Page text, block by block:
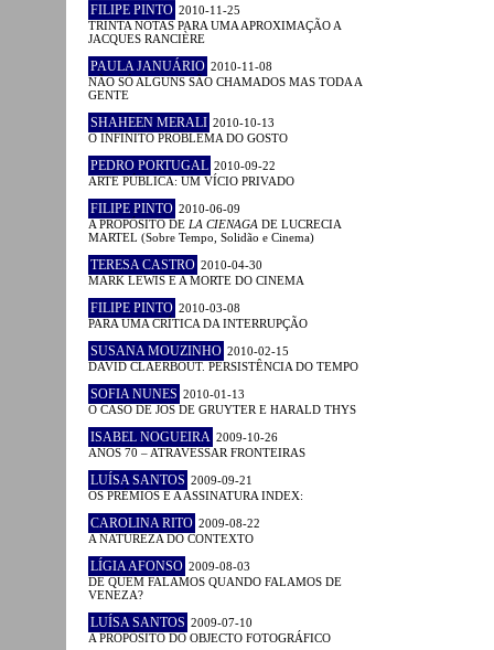
FILIPE PINTO 2010-11-25
TRINTA NOTAS PARA UMA APROXIMAÇÃO A
JACQUES RANCIÈRE
PAULA JANUÁRIO 2010-11-08
NÃO SÓ ALGUNS SÃO CHAMADOS MAS TODA A
GENTE
SHAHEEN MERALI 2010-10-13
O INFINITO PROBLEMA DO GOSTO
PEDRO PORTUGAL 2010-09-22
ARTE PÚBLICA: UM VÍCIO PRIVADO
FILIPE PINTO 2010-06-09
A PROPÓSITO DE LA CIENAGA DE LUCRECIA
MARTEL (Sobre Tempo, Solidão e Cinema)
TERESA CASTRO 2010-04-30
MARK LEWIS E A MORTE DO CINEMA
FILIPE PINTO 2010-03-08
PARA UMA CRÍTICA DA INTERRUPÇÃO
SUSANA MOUZINHO 2010-02-15
DAVID CLAERBOUT. PERSISTÊNCIA DO TEMPO
SOFIA NUNES 2010-01-13
O CASO DE JOS DE GRUYTER E HARALD THYS
ISABEL NOGUEIRA 2009-10-26
ANOS 70 – ATRAVESSAR FRONTEIRAS
LUÍSA SANTOS 2009-09-21
OS PRÉMIOS E A ASSINATURA INDEX:
CAROLINA RITO 2009-08-22
A NATUREZA DO CONTEXTO
LÍGIA AFONSO 2009-08-03
DE QUEM FALAMOS QUANDO FALAMOS DE
VENEZA?
LUÍSA SANTOS 2009-07-10
A PROPÓSITO DO OBJECTO FOTOGRÁFICO